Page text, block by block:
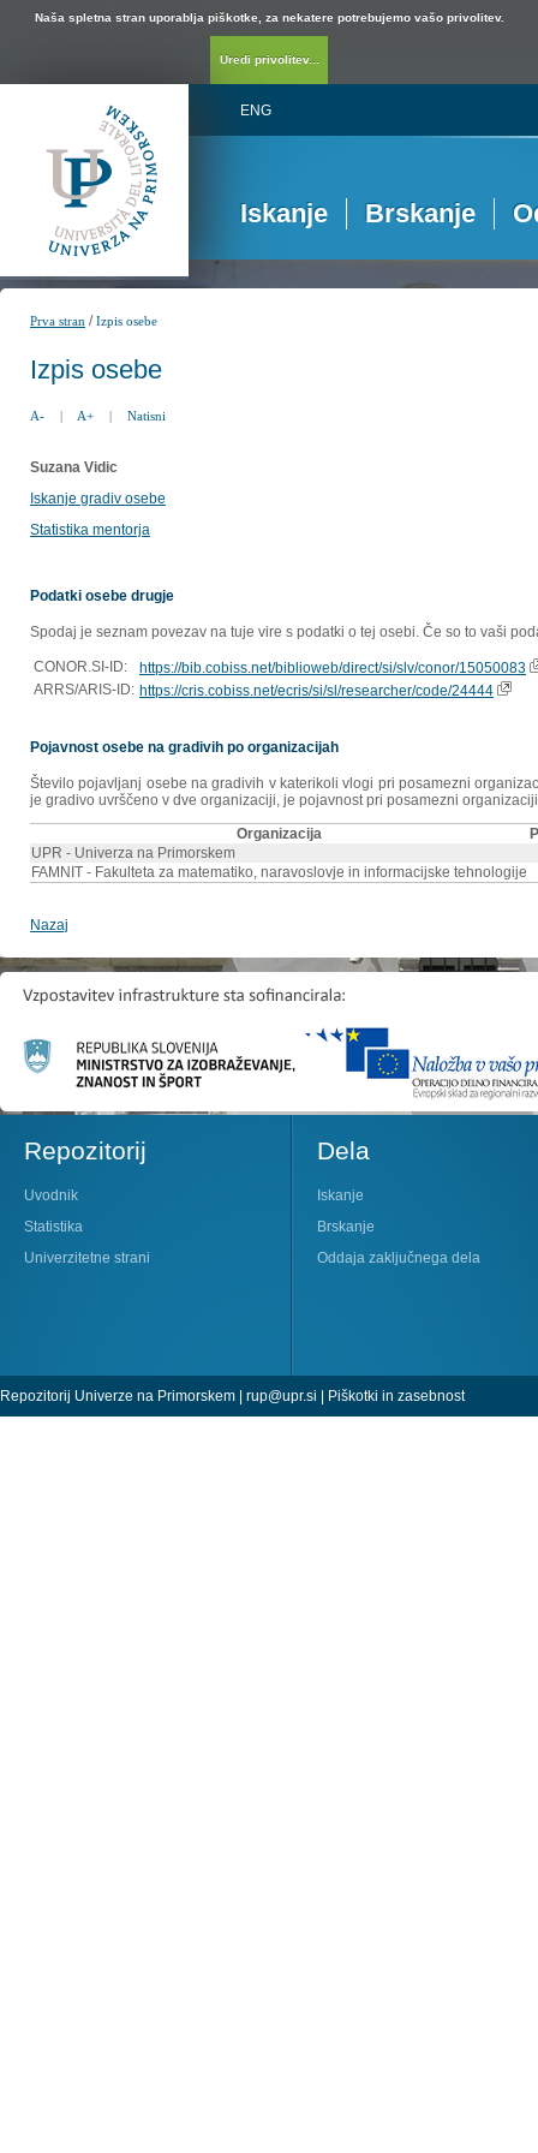
Naša spletna stran uporablja piškotke, za nekatere potrebujemo vašo privolitev.
Uredi privolitev...
ENG
Iskanje Brskanje
Prva stran /Izpis osebe
Izpis osebe
A- | A+ | Natisni
Suzana Vidic
Iskanje gradiv osebe
Statistika mentorja
Podatki osebe drugje
Spodaj je seznam povezav na tuje vire s podatki o tej osebi. Če so to vaši
CONOR.SI-ID:
https://bib.cobiss.net/biblioweb/direct/si/slv/conor/15050083
ARRS/ARIS-ID: https://cris.cobiss.net/ecris/si/sl/researcher/code/24444
Pojavnost osebe na gradivih po organizacijah
Število pojavljanj osebe na gradivih v katerikoli vlogi pri posamezni
je gradivo uvrščeno v dve organizaciji, je pojavnost pri posamezni
Organizacija
UPR - Univerza na Primorskem
FAMNIT - Fakulteta za matematiko, naravoslovje in informacijske tehnologije
Nazaj
Repozitorij
Uvodnik
Statistika
Univerzitetne strani
Dela
Iskanje
Brskanje
Oddaja zaključnega dela
Repozitorij Univerze na Primorskem | rup@upr.si Piškotki in zasebnost